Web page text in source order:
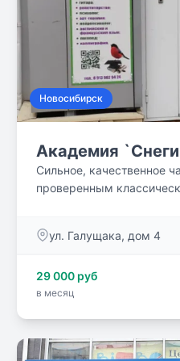
Новосибирск
Академия
Сильное, качественное
проверенным
ул. Галущака, дом 4
29 000 руб
в месяц